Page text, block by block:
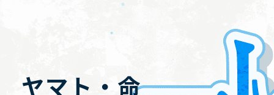
STORY CHARACTER
ヤマト・命